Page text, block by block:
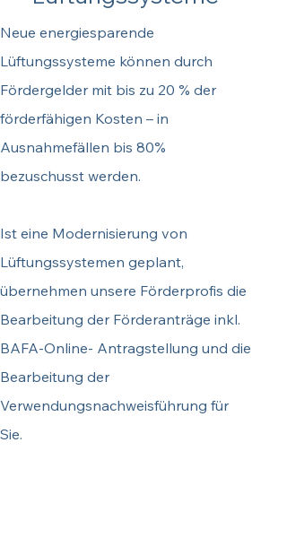
Neue energiesparende
Lüftungssysteme können durch
Fördergelder mit bis zu 20 % der
förderfähigen Kosten – in
Ausnahmefällen bis 80%
bezuschusst werden.
Ist eine Modernisierung von
Lüftungssystemen geplant,
übernehmen unsere Förderprofis die
Bearbeitung der Förderanträge inkl.
BAFA-Online- Antragstellung und die
Bearbeitung der
Verwendungsnachweisführung für
Sie.